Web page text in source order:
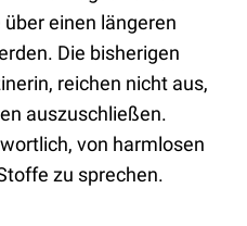
einen längeren
Die bisherigen
reichen nicht aus,
auszuschließen.
von harmlosen
zu sprechen.